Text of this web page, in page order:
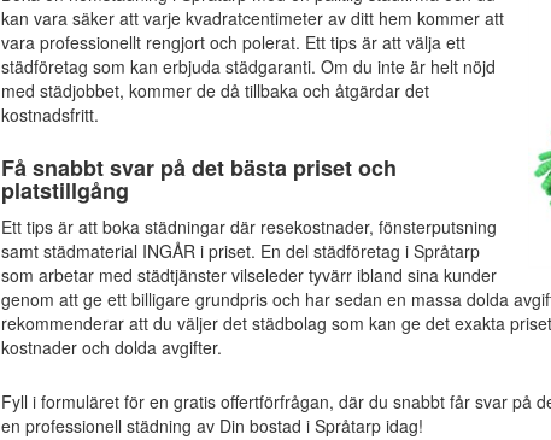
kan vara säker att varje kvadratcentimeter av ditt hem kommer att
vara professionellt rengjort och polerat. Ett tips är att välja ett
städföretag som kan erbjuda städgaranti. Om du inte är helt nöjd
med städjobbet, kommer de då tillbaka och åtgärdar det
kostnadsfritt.
Få snabbt svar på det bästa priset och
platstillgång
Ett tips är att boka städningar där resekostnader, fönsterputsning
samt städmaterial INGÅR i priset. En del städföretag i Språtarp
som arbetar med städtjänster vilseleder tyvärr ibland sina kunder
genom att ge ett billigare grundpris och har sedan en massa dolda
rekommenderar att du väljer det städbolag som kan ge det exakta
kostnader och dolda avgifter.
Fyll i formuläret för en gratis offertförfrågan, där du snabbt får svar på
en professionell städning av Din bostad i Språtarp idag!